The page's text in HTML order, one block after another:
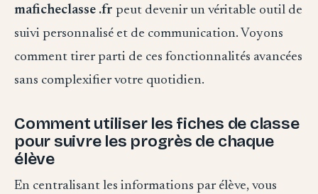
maficheclasse .fr peut devenir un véritable outil de
suivi personnalisé et de communication. Voyons
comment tirer parti de ces fonctionnalités avancées
sans complexifier votre quotidien.
Comment utiliser les fiches de classe
pour suivre les progrès de chaque
élève
En centralisant les informations par élève, vous